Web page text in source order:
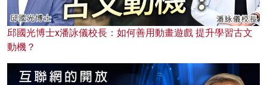
邱國光博士x潘詠儀校長：如何善用動畫遊戲 提升學習古文
動機？